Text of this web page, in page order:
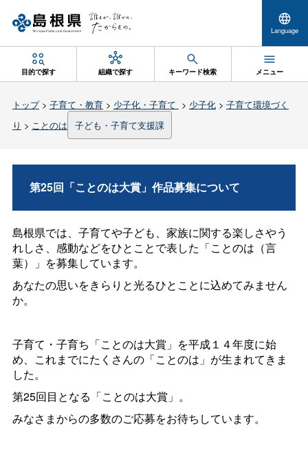
Language
目的で探す 組織で探す キーワード検索 メニュー
トップ> 子育て・教育> 少子化・子育て > 少子化> 子育て環境づく
り > ことのは 子ども・子育て支援課
第25回「ことのは大賞」作品募集について
島根県では、子育てや子ども、家族に関する楽しさやう
れしさ、感動などをひとことで表した「ことのは（言
葉）」を募集しています。
あなたの思いをきらりと光るひとことに込めてみません
か。
子育て・子育ち「ことのは大賞」を平成１４年度に始
め、これまでにたくさんの「ことのは」が生まれてきま
した。
第25回目となる「ことのは大賞」。
みなさまからの多数のご応募をお待ちしています。